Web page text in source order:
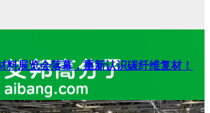
料展览会落幕，重新认识碳纤维复材！